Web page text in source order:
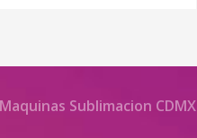
Sublimacion CDMX